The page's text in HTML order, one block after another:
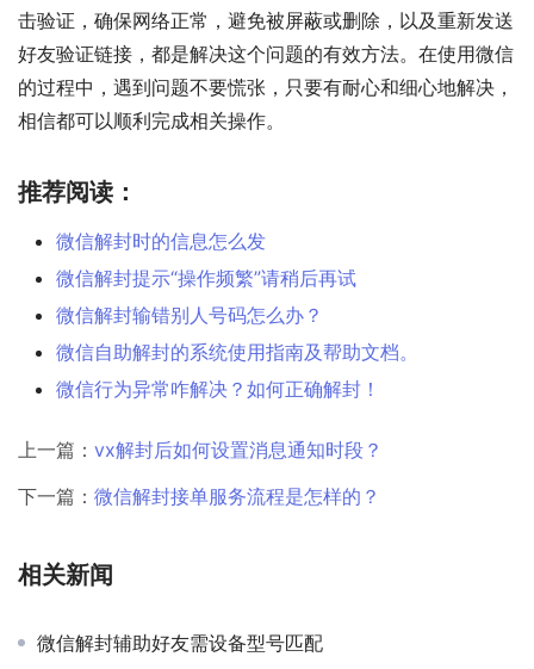
击验证，确保网络正常，避免被屏蔽或删除，以及重新发送
好友验证链接，都是解决这个问题的有效方法。在使用微信
的过程中，遇到问题不要慌张，只要有耐心和细心地解决，
相信都可以顺利完成相关操作。
推荐阅读：
微信解封时的信息怎么发
微信解封提示“操作频繁”请稍后再试
微信解封输错别人号码怎么办？
微信自助解封的系统使用指南及帮助文档。
微信行为异常咋解决？如何正确解封！
上一篇： vx解封后如何设置消息通知时段？
下一篇： 微信解封接单服务流程是怎样的？
相关新闻
微信解封辅助好友需设备型号匹配